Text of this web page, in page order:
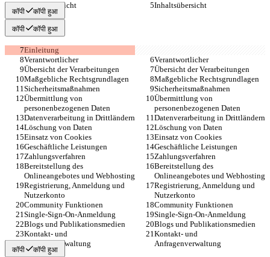
Inhaltsübersicht Inhaltsübersicht
कॉपी कॉपी हुआ
कॉपी कॉपी हुआ
Einleitung
Verantwortlicher
Verantwortlicher
Übersicht der Verarbeitungen
Übersicht der Verarbeitungen
Maßgebliche Rechtsgrundlagen
Maßgebliche Rechtsgrundlagen
Sicherheitsmaßnahmen
Sicherheitsmaßnahmen
Übermittlung von
personenbezogenen Daten
Übermittlung von
personenbezogenen Daten
Datenverarbeitung in Drittländern
Datenverarbeitung in Drittländern
Löschung von Daten
Löschung von Daten
Einsatz von Cookies
Einsatz von Cookies
Geschäftliche Leistungen
Geschäftliche Leistungen
Zahlungsverfahren
Zahlungsverfahren
Bereitstellung des
Onlineangebotes und Webhosting
Bereitstellung des
Onlineangebotes und Webhosting
Registrierung, Anmeldung und
Nutzerkonto
Registrierung, Anmeldung und
Nutzerkonto
Community Funktionen
Community Funktionen
Single-Sign-On-Anmeldung
Single-Sign-On-Anmeldung
Blogs und Publikationsmedien
Blogs und Publikationsmedien
Kontakt- und
Anfragenverwaltung
Kontakt- und
Anfragenverwaltung
कॉपी कॉपी हुआ